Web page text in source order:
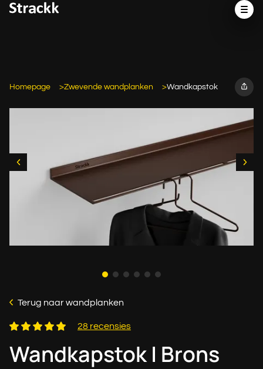
Homepage Zwevende wandplanken Wandkapstok
Terug naar wandplanken
28 recensies
Wandkapstok | Brons